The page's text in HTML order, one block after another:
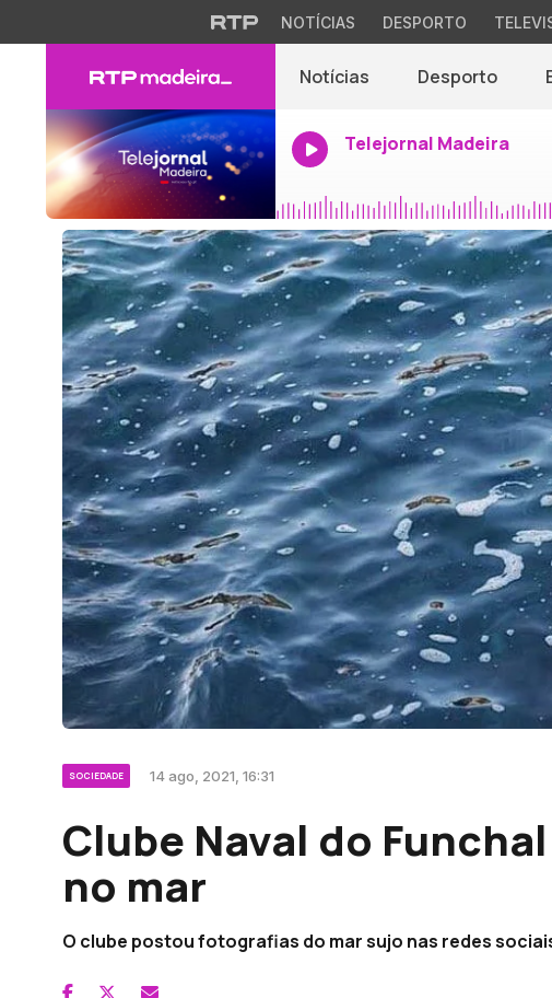
NOTÍCIAS DESPORTO
Notícias Desporto
Telejornal Madeira
SOCIEDADE 14 ago, 2021, 16:31
Clube Naval do
no mar
O clube postou fotografias do mar sujo nas redes